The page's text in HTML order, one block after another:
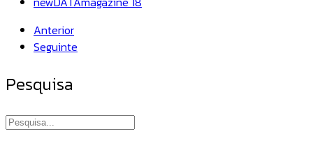
Anterior
Seguinte
Pesquisa